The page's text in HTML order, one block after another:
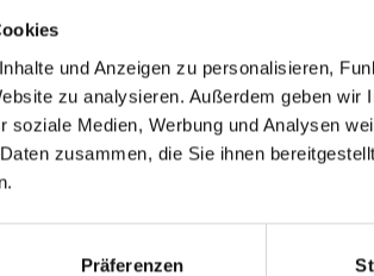
und Anzeigen zu personalisieren,
zu analysieren. Außerdem geben wir
soziale Medien, Werbung und Analysen
zusammen, die Sie ihnen
Präferenzen